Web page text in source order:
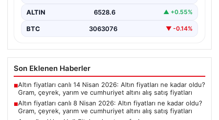
ALTIN 6528.6 ▲ +0.55%
BTC 3063076 ▼ -0.14%
Son Eklenen Haberler
■Altın fiyatları canlı 14 Nisan 2026: Altın fiyatları ne kadar oldu?
Gram, çeyrek, yarım ve cumhuriyet altını alış satış fiyatları
■Altın fiyatları canlı 8 Nisan 2026: Altın fiyatları ne kadar oldu?
Gram, çeyrek, yarım ve cumhuriyet altını alış satış fiyatları